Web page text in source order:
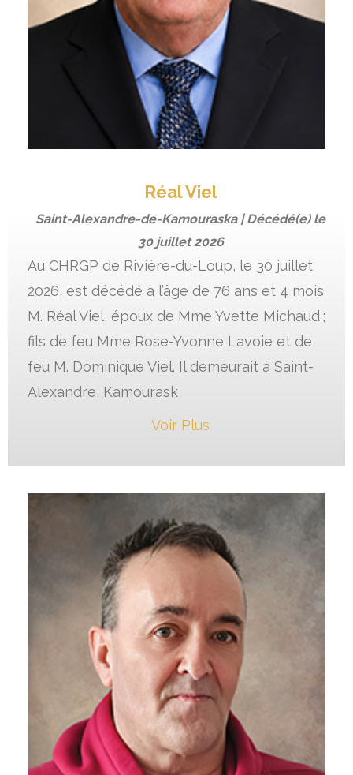
Réal Viel
Saint-Alexandre-de-Kamouraska | Décédé(e) le
30 juillet 2026
Au CHRGP de Rivière-du-Loup, le 30 juillet
2026, est décédé à l’âge de 76 ans et 4 mois
M. Réal Viel, époux de Mme Yvette Michaud ;
fils de feu Mme Rose-Yvonne Lavoie et de
feu M. Dominique Viel. Il demeurait à Saint-
Alexandre, Kamourask
Voir Plus